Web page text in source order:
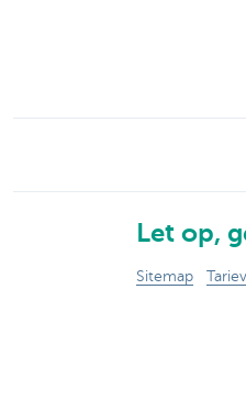
Let op,
Sitemap